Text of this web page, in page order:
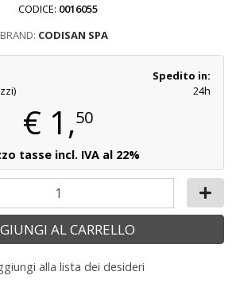
CODICE: 0016055
BRAND: CODISAN SPA
Spedito in:
24h
€ 1,50
tasse incl. IVA al 22%
AL CARRELLO
alla lista dei desideri